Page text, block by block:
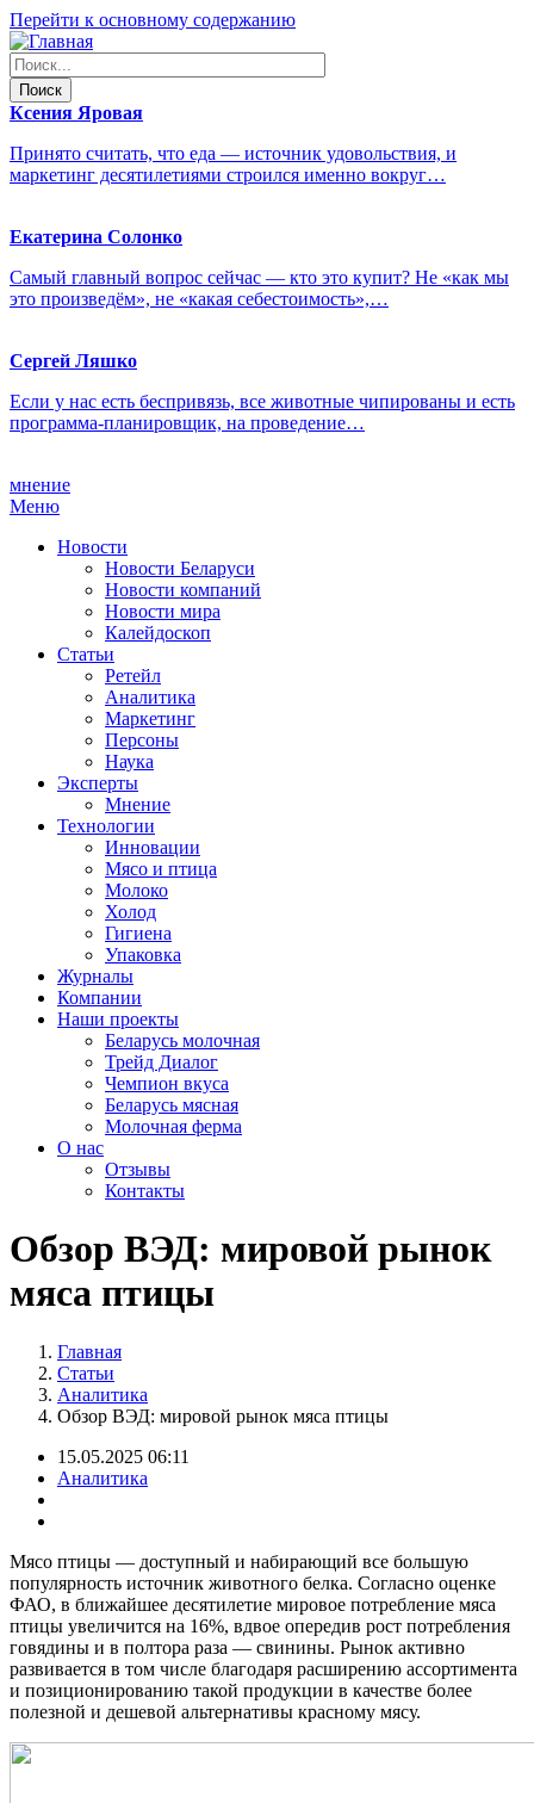
Перейти к основному содержанию
Ксения Яровая
Принято считать, что еда — источник удовольствия, и
маркетинг десятилетиями строился именно вокруг…
Екатерина Солонко
Самый главный вопрос сейчас — кто это купит? Не «как мы
это произведём», не «какая себестоимость»,…
Сергей Ляшко
Если у нас есть беспривязь, все животные чипированы и есть
программа-планировщик, на проведение…
мнение
Меню
Новости
Новости Беларуси
Новости компаний
Новости мира
Калейдоскоп
Статьи
Ретейл
Аналитика
Маркетинг
Персоны
Наука
Эксперты
Мнение
Технологии
Инновации
Мясо и птица
Молоко
Холод
Гигиена
Упаковка
Журналы
Компании
Наши проекты
Беларусь молочная
Трейд Диалог
Чемпион вкуса
Беларусь мясная
Молочная ферма
О нас
Отзывы
Контакты
Обзор ВЭД: мировой рынок
мяса птицы
Главная
Статьи
Аналитика
Обзор ВЭД: мировой рынок мяса птицы
15.05.2025 06:11
Аналитика
Мясо птицы — доступный и набирающий все большую
популярность источник животного белка. Согласно оценке
ФАО, в ближайшее десятилетие мировое потребление мяса
птицы увеличится на 16%, вдвое опередив рост потребления
говядины и в полтора раза — свинины. Рынок активно
развивается в том числе благодаря расширению ассортимента
и позиционированию такой продукции в качестве более
полезной и дешевой альтернативы красному мясу.